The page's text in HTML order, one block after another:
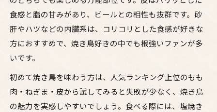
食感と脂の甘みがあり、ビールとの相性も抜群です。砂
肝やハツなどの内臓系は、コリコリとした食感が好きな
方におすすめで、焼き鳥好きの中でも根強いファンが多
いです。
初めて焼き鳥を味わう方は、人気ランキング上位のもも
肉・ねぎま・皮から試してみると失敗が少なく、焼き鳥
の魅力を実感しやすいでしょう。食べる際には、塩焼き